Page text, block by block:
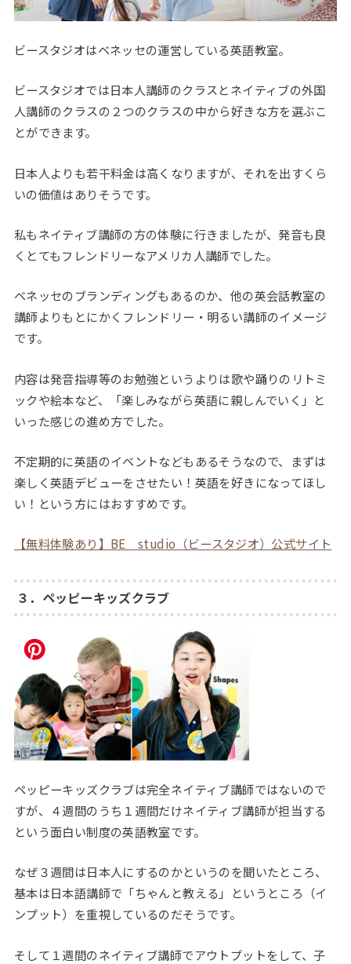
ビースタジオはベネッセの運営している英語教室。
ビースタジオでは日本人講師のクラスとネイティブの外国
人講師のクラスの２つのクラスの中から好きな方を選ぶこ
とができます。
日本人よりも若干料金は高くなりますが、それを出すくら
いの価値はありそうです。
私もネイティブ講師の方の体験に行きましたが、発音も良
くとてもフレンドリーなアメリカ人講師でした。
ベネッセのブランディングもあるのか、他の英会話教室の
講師よりもとにかくフレンドリー・明るい講師のイメージ
です。
内容は発音指導等のお勉強というよりは歌や踊りのリトミ
ックや絵本など、「楽しみながら英語に親しんでいく」と
いった感じの進め方でした。
不定期的に英語のイベントなどもあるそうなので、まずは
楽しく英語デビューをさせたい！英語を好きになってほし
い！という方にはおすすめです。
【無料体験あり】BE studio（ビースタジオ）公式サイト
３．ペッピーキッズクラブ
ペッピーキッズクラブは完全ネイティブ講師ではないので
すが、４週間のうち１週間だけネイティブ講師が担当する
という面白い制度の英語教室です。
なぜ３週間は日本人にするのかというのを聞いたところ、
基本は日本語講師で「ちゃんと教える」というところ（イ
ンプット）を重視しているのだそうです。
そして１週間のネイティブ講師でアウトプットをして、子